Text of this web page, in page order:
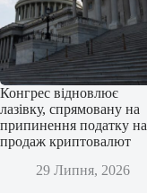
Конгрес відновлює
лазівку, спрямовану на
припинення податку на
продаж криптовалют
29 Липня, 2026